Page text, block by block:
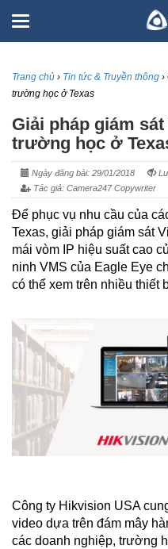
Trang chủ › Tin tức & Truyền thông ›
trường học ở Texas
Giải pháp giám
trường học ở
Ngày đăng bài: 29/01/2018
Tác giả: Camera247 Copywriter
Để phục vụ nhu cầu của
Texas, giải pháp giám sát
mái vòm IP hiệu suất cao
ninh VMS của Eagle Eye
có thể xem trên nhiều thiết
Công ty Hikvision USA
video dựa trên đám mây
các doanh nghiệp, trường